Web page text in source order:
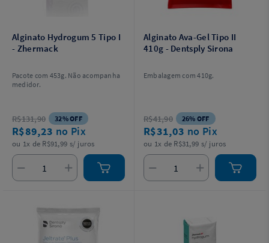
Alginato Hydrogum 5 Tipo I
- Zhermack
Pacote com 453g. Não acompanha
medidor.
R$131,90 32% OFF
R$89,23 no Pix
ou 1x de R$91,99 s/ juros
Alginato Ava-Gel Tipo II
410g - Dentsply Sirona
Embalagem com 410g.
R$41,90 26% OFF
R$31,03 no Pix
ou 1x de R$31,99 s/ juros